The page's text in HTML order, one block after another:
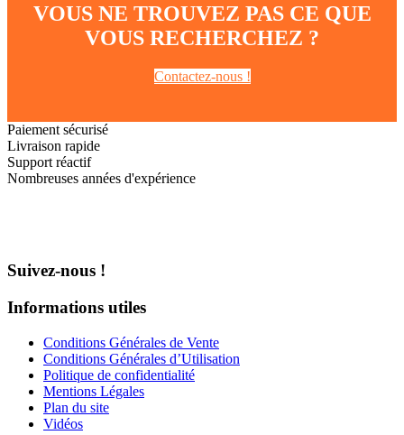
VOUS NE TROUVEZ PAS CE QUE
VOUS RECHERCHEZ ?
Contactez-nous !
Paiement sécurisé
Livraison rapide
Support réactif
Nombreuses années d'expérience
Suivez-nous !
Informations utiles
Conditions Générales de Vente
Conditions Générales d’Utilisation
Politique de confidentialité
Mentions Légales
Plan du site
Vidéos